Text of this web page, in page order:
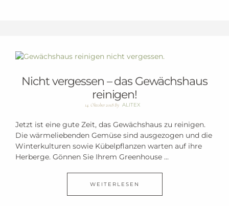
Nicht vergessen – das Gewächshaus
reinigen!
14. Oktober 2018By ALITEX
Jetzt ist eine gute Zeit, das Gewächshaus zu reinigen.
Die wärmeliebenden Gemüse sind ausgezogen und die
Winterkulturen sowie Kübelpflanzen warten auf ihre
Herberge. Gönnen Sie Ihrem Greenhouse ...
WEITERLESEN